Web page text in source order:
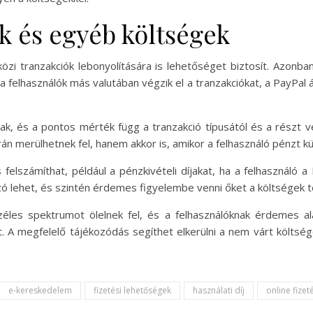
és egyéb költségek
tranzakciók lebonyolítására is lehetőséget biztosít.
felhasználók más valutában végzik el a tranzakciókat, a
és a pontos mérték függ a tranzakció típusától és a részt
merülhetnek fel, hanem akkor is, amikor a felhasználó pénzt
például a pénzkivételi díjakat, ha a felhasználó
lehet, és szintén érdemes figyelembe venni őket a költségek
spektrumot ölelnek fel, és a felhasználóknak érdemes
A megfelelő tájékozódás segíthet elkerülni a nem várt
e-kereskedelem fizetési lehetőségek használati díj online